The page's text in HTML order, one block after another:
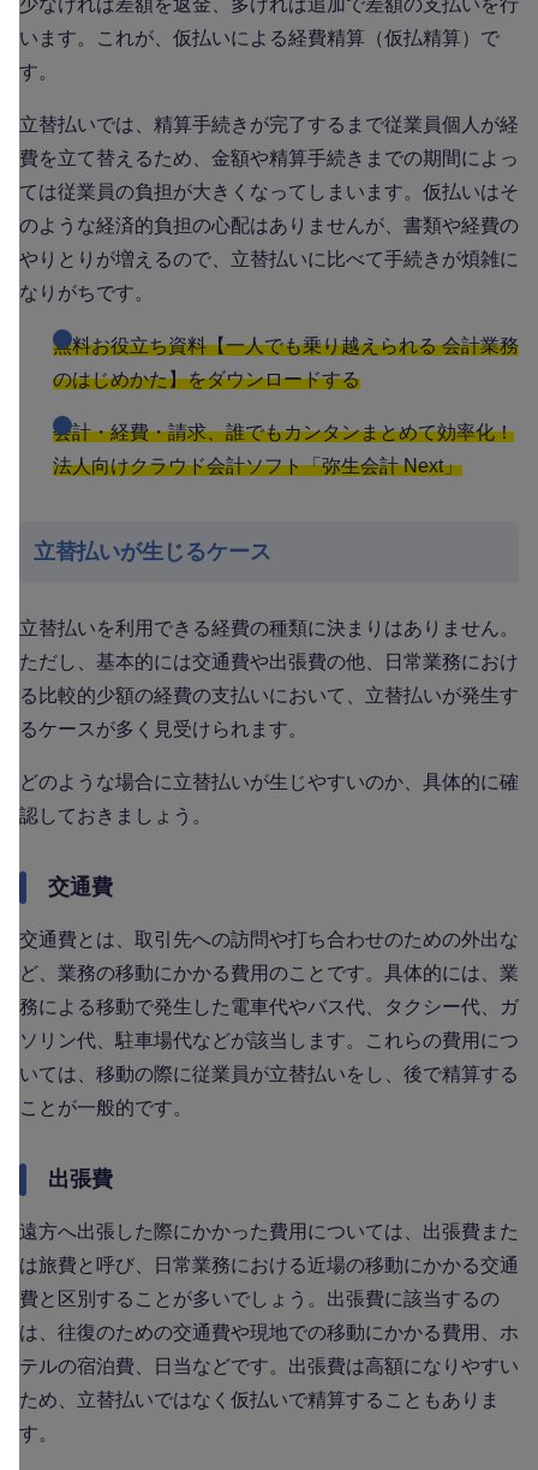
少なければ差額を返金、多ければ追加で差額の支払いを行
います。これが、仮払いによる経費精算（仮払精算）で
す。
立替払いでは、精算手続きが完了するまで従業員個人が経
費を立て替えるため、金額や精算手続きまでの期間によっ
ては従業員の負担が大きくなってしまいます。仮払いはそ
のような経済的負担の心配はありませんが、書類や経費の
やりとりが増えるので、立替払いに比べて手続きが煩雑に
なりがちです。
無料お役立ち資料【一人でも乗り越えられる 会計業務
のはじめかた】をダウンロードする
会計・経費・請求、誰でもカンタンまとめて効率化！
法人向けクラウド会計ソフト「弥生会計 Next」
立替払いが生じるケース
立替払いを利用できる経費の種類に決まりはありません。
ただし、基本的には交通費や出張費の他、日常業務におけ
る比較的少額の経費の支払いにおいて、立替払いが発生す
るケースが多く見受けられます。
どのような場合に立替払いが生じやすいのか、具体的に確
認しておきましょう。
交通費
交通費とは、取引先への訪問や打ち合わせのための外出な
ど、業務の移動にかかる費用のことです。具体的には、業
務による移動で発生した電車代やバス代、タクシー代、ガ
ソリン代、駐車場代などが該当します。これらの費用につ
いては、移動の際に従業員が立替払いをし、後で精算する
ことが一般的です。
出張費
遠方へ出張した際にかかった費用については、出張費また
は旅費と呼び、日常業務における近場の移動にかかる交通
費と区別することが多いでしょう。出張費に該当するの
は、往復のための交通費や現地での移動にかかる費用、ホ
テルの宿泊費、日当などです。出張費は高額になりやすい
ため、立替払いではなく仮払いで精算することもありま
す。